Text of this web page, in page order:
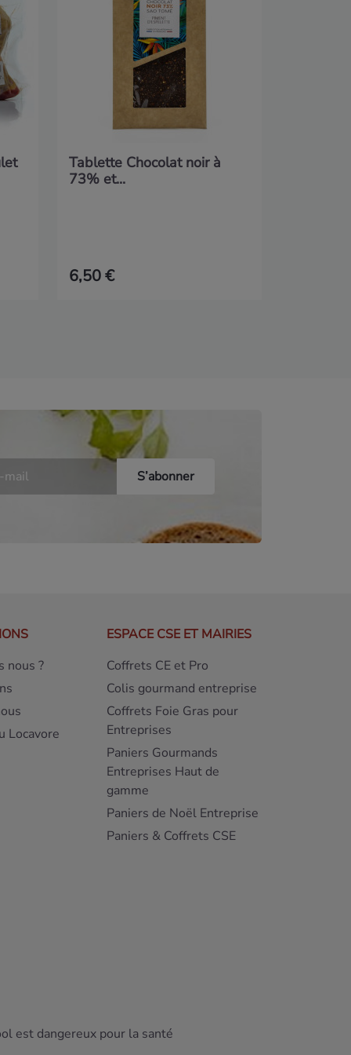
Tablette Chocolat noir à
73% et...
6,50 €
nous ?
Locavore
ESPACE CSE ET MAIRIES
Coffrets CE et Pro
Colis gourmand entreprise
Coffrets Foie Gras pour
Entreprises
Paniers Gourmands
Entreprises Haut de
gamme
Paniers de Noël Entreprise
Paniers & Coffrets CSE
est dangereux pour la santé